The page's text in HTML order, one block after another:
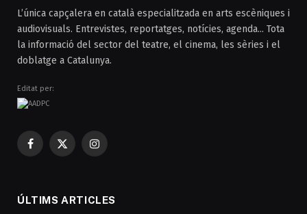
L’única capçalera en català especialitzada en arts escèniques i
audiovisuals. Entrevistes, reportatges, notícies, agenda... Tota
la informació del sector del teatre, el cinema, les sèries i el
doblatge a Catalunya.
Editat per:
Facebook
X
Instagram
ÚLTIMS ARTICLES